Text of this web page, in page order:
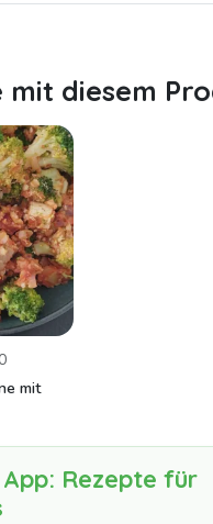
mit diesem
mit
Rezepte für